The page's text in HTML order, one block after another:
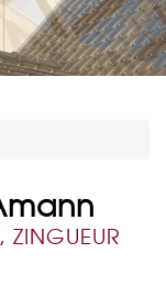
ZINGUEUR